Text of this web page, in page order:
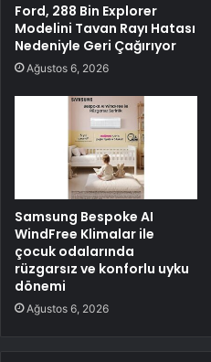
Ford, 288 Bin Explorer
Modelini Tavan Rayı Hatası
Nedeniyle Geri Çağırıyor
Ağustos 6, 2026
Samsung Bespoke AI
WindFree Klimalar ile
çocuk odalarında
rüzgarsız ve konforlu uyku
dönemi
Ağustos 6, 2026